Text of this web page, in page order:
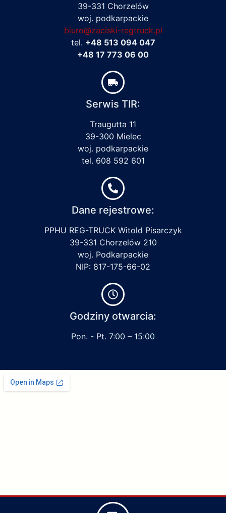
39-331 Chorzelów
woj. podkarpackie
biuro@zaciski-regtruck.pl
tel. +48 513 094 047
+48 17 773 06 00
Serwis TIR:
Traugutta 11
39-300 Mielec
woj. podkarpackie
tel. 608 592 601
Dane rejestrowe:
PPHU REG-TRUCK Witold Pisarczyk
39-331 Chorzelów 210
woj. Podkarpackie
NIP: 817-175-66-02
Godziny otwarcia:
Pon. - Pt. 7:00 – 15:00